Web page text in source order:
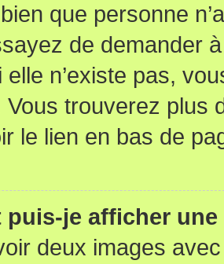
que personne
de demander
elle n’existe pas,
trouverez plus
le lien en bas de
puis-je afficher
deux images